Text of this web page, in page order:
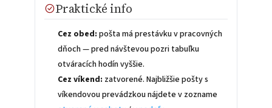
Praktické info
Cez obed: pošta má prestávku v pracovných
dňoch — pred návštevou pozri tabuľku
otváracích hodín vyššie.
Cez víkend: zatvorené. Najbližšie pošty s
víkendovou prevádzkou nájdete v zozname